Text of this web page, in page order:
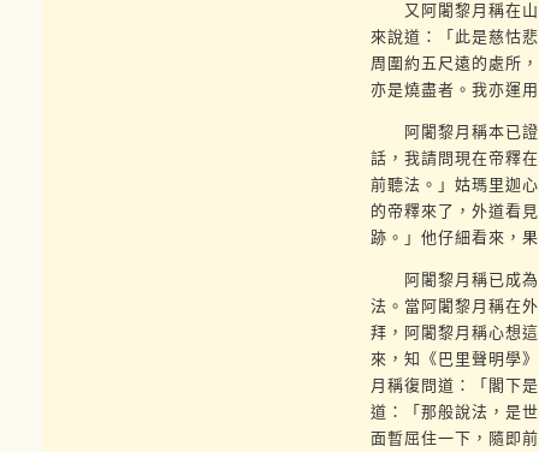
又阿闍黎月稱在山
來說道：「此是慈怙
周圍約五尺遠的處所
亦是燒盡者。我亦運
阿闍黎月稱本已證
話，我請問現在帝釋
前聽法。」姑瑪里迦
的帝釋來了，外道看
跡。」他仔細看來，
阿闍黎月稱已成為
法。當阿闍黎月稱在
拜，阿闍黎月稱心想
來，知《巴里聲明學
月稱復問道：「閣下
道：「那般說法，是
面暫屈住一下，隨即